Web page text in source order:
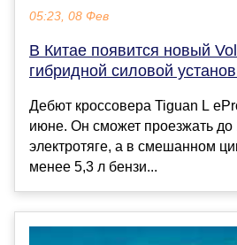
05:23, 08 Фев
В Китае появится новый
гибридной силовой
Дебют кроссовера Tiguan L
июне. Он сможет проезжать до
электротяге, а в смешанном
менее 5,3 л бензи...